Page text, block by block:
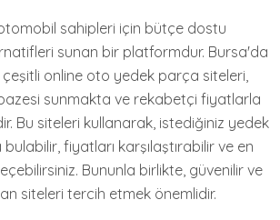
sahipleri için bütçe dostu
sunan bir platformdur. Bursa'da
online oto yedek parça siteleri,
sunmakta ve rekabetçi fiyatlarla
Bu siteleri kullanarak, istediğiniz yedek
fiyatları karşılaştırabilir ve en
Bununla birlikte, güvenilir ve
siteleri tercih etmek önemlidir.